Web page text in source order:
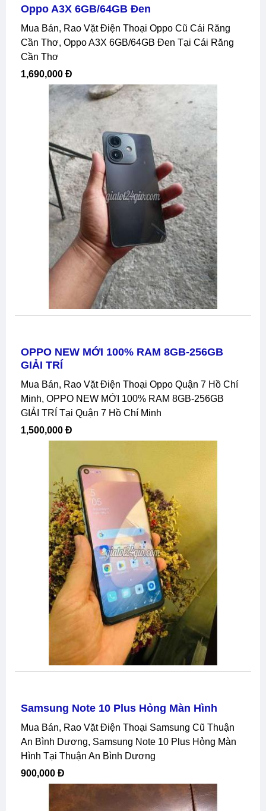
Oppo A3X 6GB/64GB Đen
Mua Bán, Rao Vặt Điện Thoại Oppo Cũ Cái Răng
Cần Thơ, Oppo A3X 6GB/64GB Đen Tại Cái Răng
Cần Thơ
1,690,000 Đ
OPPO NEW MỚI 100% RAM 8GB-256GB
GIẢI TRÍ
Mua Bán, Rao Vặt Điện Thoại Oppo Quận 7 Hồ Chí
Minh, OPPO NEW MỚI 100% RAM 8GB-256GB
GIẢI TRÍ Tại Quận 7 Hồ Chí Minh
1,500,000 Đ
Samsung Note 10 Plus Hỏng Màn Hình
Mua Bán, Rao Vặt Điện Thoại Samsung Cũ Thuận
An Bình Dương, Samsung Note 10 Plus Hỏng Màn
Hình Tại Thuận An Bình Dương
900,000 Đ